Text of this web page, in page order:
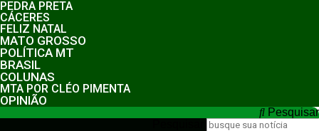
PEDRA PRETA
CÁCERES
FELIZ NATAL
MATO GROSSO
POLÍTICA MT
BRASIL
COLUNAS
MTA POR CLÉO PIMENTA
OPINIÃO
Pesquisar